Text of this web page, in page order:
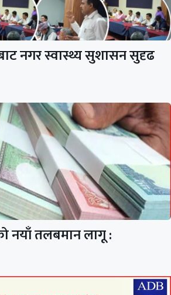
नगर स्वास्थ्य सुशासन सुदृढ
नयाँ तलबमान लागू :